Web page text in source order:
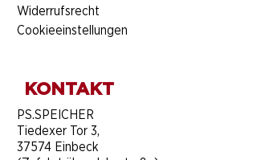
Widerrufsrecht
Cookieeinstellungen
KONTAKT
​PS.SPEICHER
Tiedexer Tor 3,
37574 Einbeck